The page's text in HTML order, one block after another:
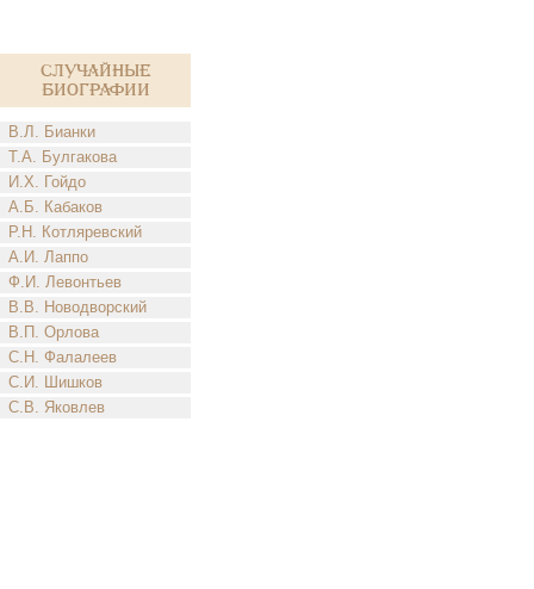
Случайные
биографии
В.Л. Бианки
Т.А. Булгакова
И.Х. Гойдо
А.Б. Кабаков
Р.Н. Котляревский
А.И. Лаппо
Ф.И. Левонтьев
В.В. Новодворский
В.П. Орлова
С.Н. Фалалеев
С.И. Шишков
С.В. Яковлев